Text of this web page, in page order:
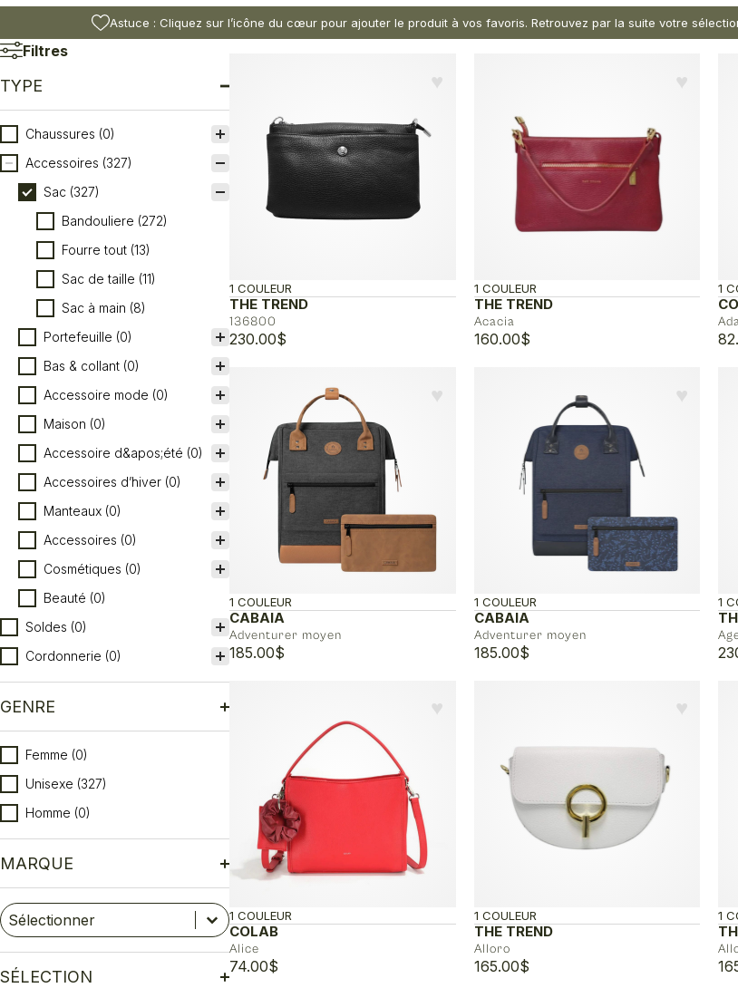
Astuce : Cliquez sur l’icône du cœur pour ajouter le produit à vos favoris. Retrouvez par la suite votre
Filtres
TYPE
TypeChaussures (0)
Accessoires (327)
Sac (327)
Bandouliere (272)
Fourre tout (13)
Sac de taille (11)
Sac à main (8)
Portefeuille (0)
Bas & collant (0)
Accessoire mode (0)
Maison (0)
Accessoire d&apos;été (0)
Accessoires d’hiver (0)
Manteaux (0)
Accessoires (0)
Cosmétiques (0)
Beauté (0)
Soldes (0)
Cordonnerie (0)
GENRE
Genre
Femme (0)
Unisexe (327)
Homme (0)
MARQUE
Marque
Sélectionnez le contenu
Sélectionnez le contenu
SÉLECTION
♥︎
THE TREND
136800
1 COULEUR
230.00$
♥︎
THE TREND
Acacia
1 COULEUR
160.00$
1
♥︎
CABAIA
Adventurer moyen
1 COULEUR
185.00$
♥︎
CABAIA
Adventurer moyen
1 COULEUR
185.00$
1
♥︎
COLAB
Alice
1 COULEUR
74.00$
♥︎
THE TREND
Alloro
1 COULEUR
165.00$
1